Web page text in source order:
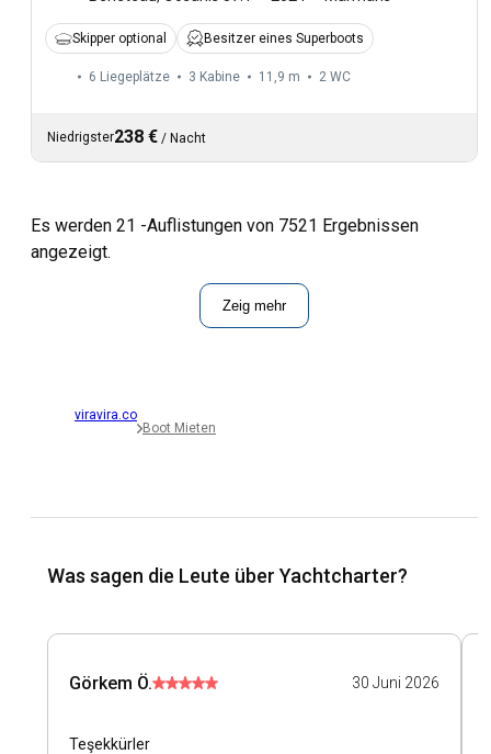
Skipper optional Besitzer eines Superboots
6 Liegeplätze 3 Kabine 11,9 m 2 WC
Niedrigster238 € / Nacht
Es werden 21 -Auflistungen von 7521 Ergebnissen
angezeigt.
Zeig mehr
viravira.co
Boot Mieten
Was sagen die Leute über Yachtcharter?
Görkem Ö. 30 Juni 2026
Teşekkürler